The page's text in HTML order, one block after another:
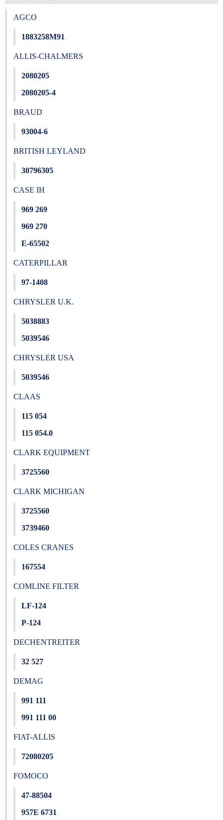
AGCO
1883258M91
ALLIS-CHALMERS
2080205
2080205-4
BRAUD
93004-6
BRITISH LEYLAND
30796305
CASE IH
969 269
969 270
E-65502
CATERPILLAR
97-1408
CHRYSLER U.K.
5038883
5039546
CHRYSLER USA
5039546
CLAAS
115 054
115 054.0
CLARK EQUIPMENT
3725560
CLARK MICHIGAN
3725560
3739460
COLES CRANES
167554
COMLINE FILTER
LF-124
P-124
DECHENTREITER
32 527
DEMAG
991 111
991 111 00
FIAT-ALLIS
72080205
FOMOCO
47-88504
957E 6731